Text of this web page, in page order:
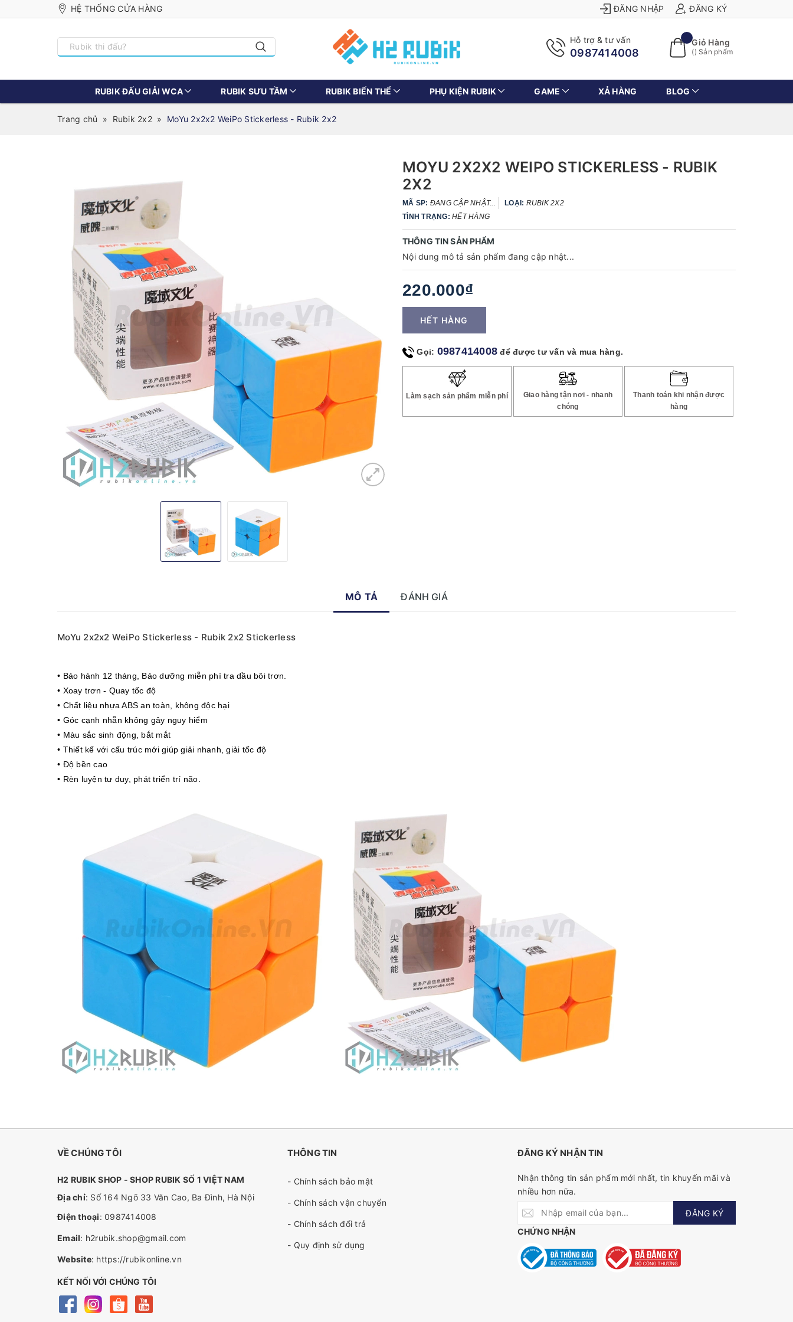
HỆ THỐNG CỬA HÀNG ĐĂNG NHẬP ĐĂNG KÝ
Hỗ trợ & tư vấn
0987414008
Giỏ Hàng
() Sản phẩm
RUBIK ĐẤU GIẢI WCA RUBIK SƯU TẦM RUBIK BIẾN THỂ PHỤ KIỆN RUBIK GAME XẢ HÀNG BLOG
Trang chủ » Rubik 2x2 » MoYu 2x2x2 WeiPo Stickerless - Rubik 2x2
MOYU 2X2X2 WEIPO STICKERLESS - RUBIK
2X2
MÃ SP: ĐANG CẬP NHẬT... LOẠI: RUBIK 2X2
TÌNH TRẠNG: HẾT HÀNG
THÔNG TIN SẢN PHẨM
Nội dung mô tả sản phẩm đang cập nhật...
220.000₫
HẾT HÀNG
Gọi: 0987414008 để được tư vấn và mua hàng.
Làm sạch sản phẩm miễn phí
Giao hàng tận nơi - nhanh
chóng
Thanh toán khi nhận được
hàng
MÔ TẢ ĐÁNH GIÁ
MoYu 2x2x2 WeiPo Stickerless - Rubik 2x2 Stickerless
• Bảo hành 12 tháng , Bảo dưỡng miễn phí tra dầu bôi trơn.
• Xoay trơn - Quay tốc độ
• Chất liệu nhựa ABS an toàn, không độc hại
• Góc cạnh nhẵn không gây nguy hiểm
• Màu sắc sinh động, bắt mắt
• Thiết kế với cấu trúc mới giúp giải nhanh, giải tốc độ
• Độ bền cao
• Rèn luyện tư duy, phát triển trí não.
VỀ CHÚNG TÔI
H2 RUBIK SHOP - SHOP RUBIK SỐ 1 VIỆT NAM
Địa chỉ: Số 164 Ngõ 33 Văn Cao, Ba Đình, Hà Nội
Điện thoại: 0987414008
Email: h2rubik.shop@gmail.com
Website: https://rubikonline.vn
KẾT NỐI VỚI CHÚNG TÔI
THÔNG TIN
- Chính sách bảo mật
- Chính sách vận chuyển
- Chính sách đổi trả
- Quy định sử dụng
ĐĂNG KÝ NHẬN TIN
Nhận thông tin sản phẩm mới nhất, tin khuyến mãi và
nhiều hơn nữa.
ĐĂNG KÝ
CHỨNG NHẬN